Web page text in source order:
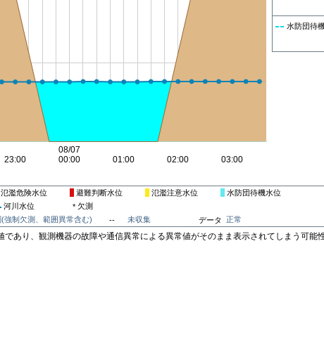
水防団待
氾濫危険水位 避難判断水位 氾濫注意水位
水防団待機水位
河川水位
* 欠測
強制欠測、範囲異常含む) -- 未収集 データ 正常
であり、観測機器の故障や通信異常による異常値がそのまま表示されてしまう可能